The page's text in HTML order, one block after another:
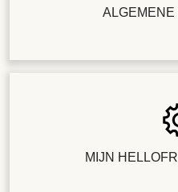
ALGEMENE
MIJN